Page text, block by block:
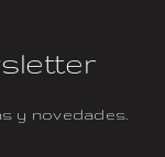
y novedades.